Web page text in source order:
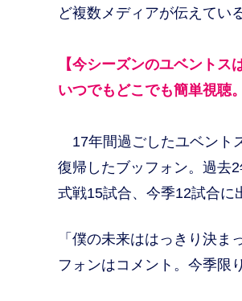
ど複数メディアが伝えている
【今シーズンのユベントス
いつでもどこでも簡単視聴
17年間過ごしたユベント
復帰したブッフォン。過去
式戦15試合、今季12試合に
「僕の未来ははっきり決
フォンはコメント。今季限